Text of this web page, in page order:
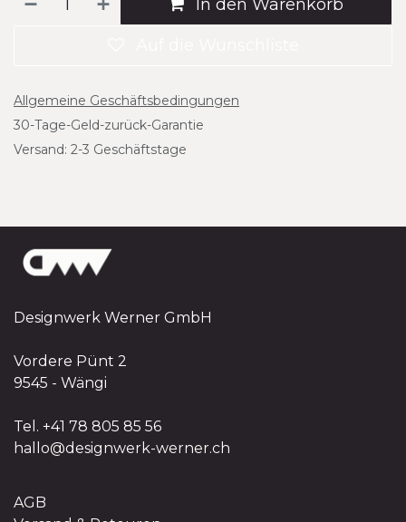
In den Warenkorb
Allgemeine Geschäftsbedingungen
30-Tage-Geld-zurück-Garantie
Versand: 2-3 Geschäftstage
Designwerk Werner GmbH
Vordere Pünt 2
9545 - Wängi
Tel. +41 78 805 85 56
hallo@designwerk-werner.ch
AGB